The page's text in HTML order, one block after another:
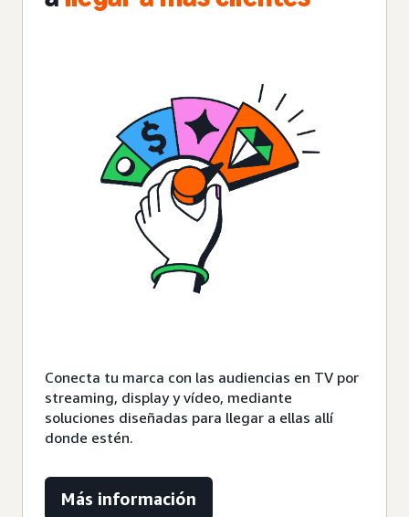
Conecta tu marca con las audiencias en TV por
streaming, display y vídeo, mediante
soluciones diseñadas para llegar a ellas allí
donde estén.
Más información